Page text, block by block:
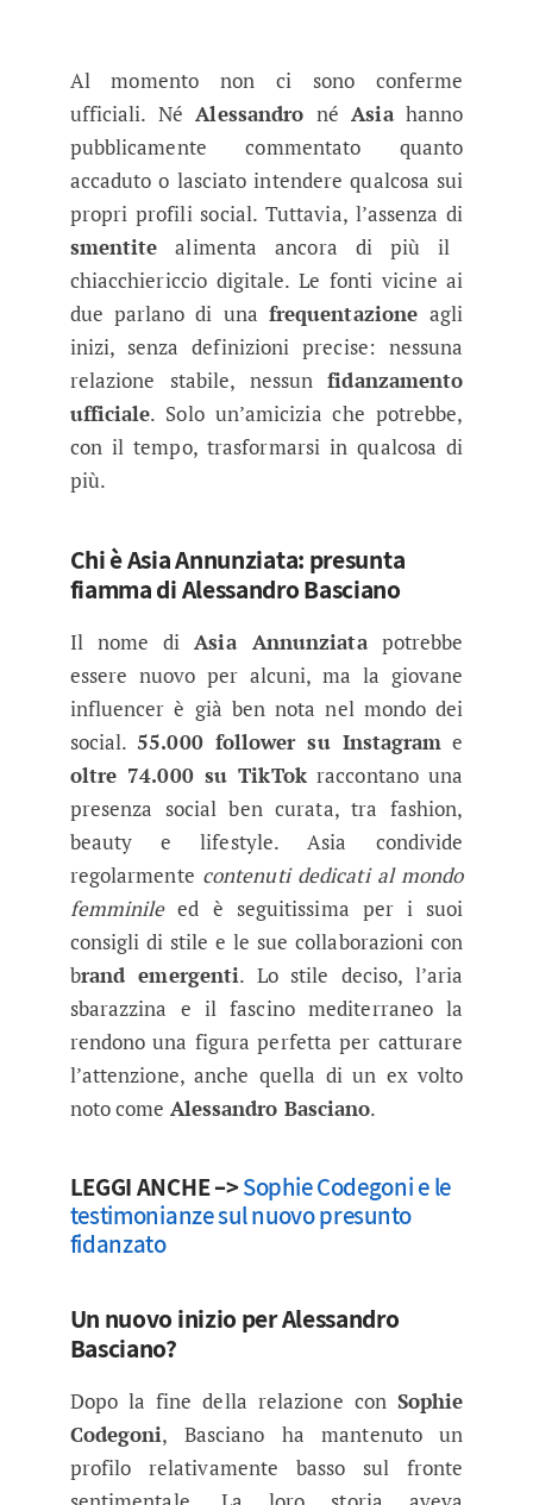
Al momento non ci sono conferme
ufficiali. NéAlessandro néAsiahanno
pubblicamente commentato quanto
accaduto o lasciato intendere qualcosa sui
propri profili social. Tuttavia, l’assenza di
smentite alimenta ancora di più il
chiacchiericcio digitale. Le fonti vicine ai
due parlano di una frequentazioneagli
inizi, senza definizioni precise: nessuna
relazione stabile, nessunfidanzamento
ufficiale. Solo un’amicizia che potrebbe,
con il tempo, trasformarsi in qualcosa di
più.
Chi è Asia Annunziata: presunta
fiamma di Alessandro Basciano
Il nome diAsia Annunziatapotrebbe
essere nuovo per alcuni, ma la giovane
influencer è già ben nota nel mondo dei
social.55.000 follower su Instagram e
oltre 74.000 su TikTokraccontano una
presenza social ben curata, tra fashion,
beauty e lifestyle. Asia condivide
regolarmente contenuti dedicati al mondo
femminileed è seguitissima per i suoi
consigli di stile e le sue collaborazioni con
brand emergenti. Lo stile deciso, l’aria
sbarazzina e il fascino mediterraneo la
rendono una figura perfetta per catturare
l’attenzione, anche quella di un ex volto
noto come Alessandro Basciano.
LEGGI ANCHE –>Sophie Codegoni e le
testimonianze sul nuovo presunto
fidanzato
Un nuovo inizio per Alessandro
Basciano?
Dopo la fine della relazione con Sophie
Codegoni, Basciano ha mantenuto un
profilo relativamente basso sul fronte